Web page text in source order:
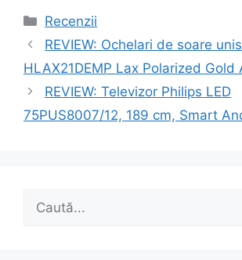
Categorii
Recenzii
Navigare
în
REVIEW: Ochelari de soare
HLAX21DEMP Lax Polarized Gold
REVIEW: Televizor Philips LED
75PUS8007/12, 189 cm, Smart
Caută